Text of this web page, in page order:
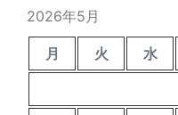
2026年5月
月 火 水